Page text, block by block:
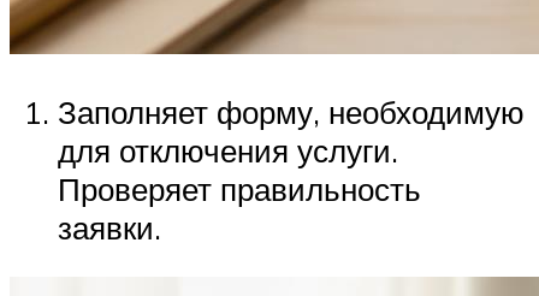
Заполняет форму, необходимую
для отключения услуги.
Проверяет правильность
заявки.